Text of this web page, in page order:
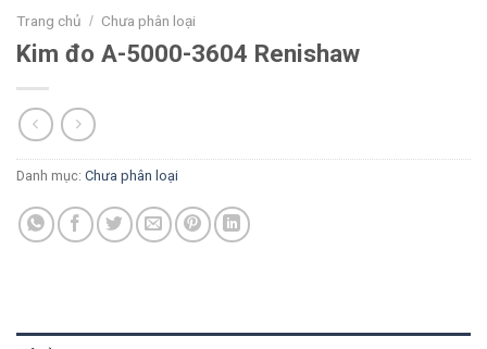
Trang chủ / Chưa phân loại
Kim đo A-5000-3604 Renishaw
Danh mục: Chưa phân loại